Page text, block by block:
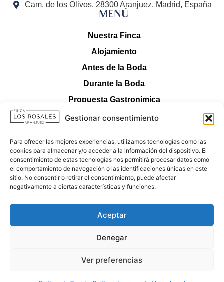
Gestionar consentimiento
Para ofrecer las mejores experiencias, utilizamos tecnologías como las
cookies para almacenar y/o acceder a la información del dispositivo. El
consentimiento de estas tecnologías nos permitirá procesar datos como
el comportamiento de navegación o las identificaciones únicas en este
sitio. No consentir o retirar el consentimiento, puede afectar
negativamente a ciertas características y funciones.
Aceptar
Denegar
Ver preferencias
MENÚ
Nuestra Finca
Alojamiento
Antes de la Boda
Durante la Boda
Propuesta Gastronimica
Servicios
LEGALES
Política de cookies
Aviso legal
Cam. de los Olivos, 28300 Aranjuez, Madrid, España
Creado por DigitalYa